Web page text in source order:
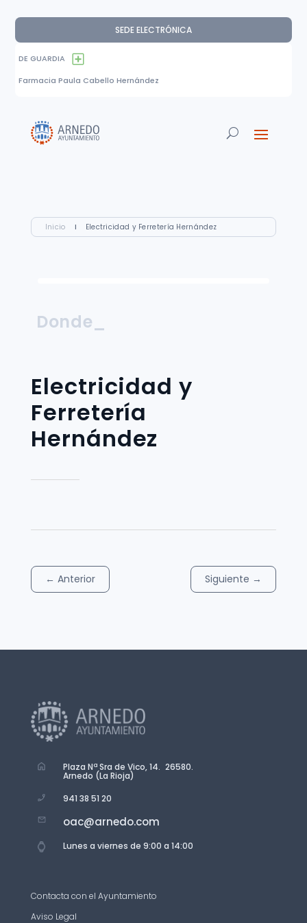
SEDE ELECTRÓNICA
DE GUARDIA
Farmacia Paula Cabello Hernández
Inicio I Electricidad y Ferretería Hernández
Donde_
Electricidad y
Ferretería
Hernández
← Anterior Siguiente →
Plaza Nª Sra de Vico, 14. 26580.
Arnedo (La Rioja)
941 38 51 20
oac@arnedo.com
Lunes a viernes de 9:00 a 14:00
Contacta con el Ayuntamiento
Aviso Legal